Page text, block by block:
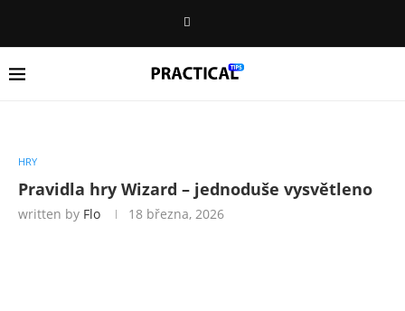
HRY
Pravidla hry Wizard – jednoduše vysvětleno
written by Flo 18 března, 2026